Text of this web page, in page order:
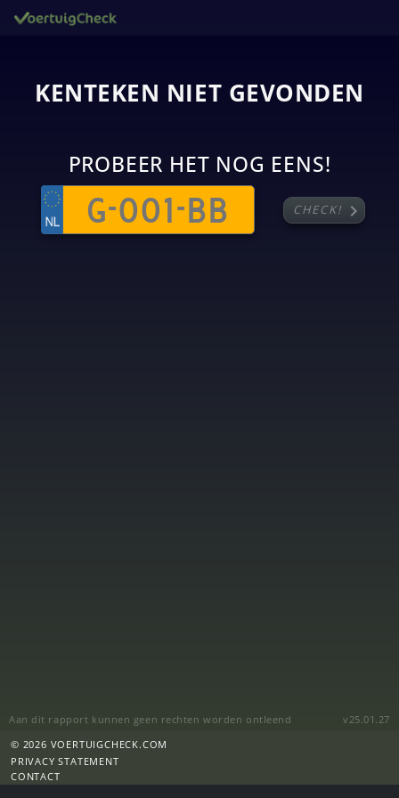
KENTEKEN NIET GEVONDEN
PROBEER HET NOG EENS!
CHECK! chevron_right
Aan dit rapport kunnen geen rechten worden ontleend
v25.01.27
© 2026 VOERTUIGCHECK.COM
PRIVACY STATEMENT
CONTACT